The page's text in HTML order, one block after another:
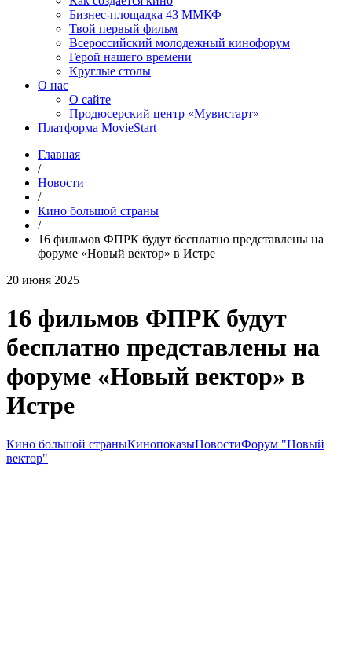
Бизнес-площадка 43 ММКФ
Твой первый фильм
Всероссийский молодежный кинофорум
Герой нашего времени
Круглые столы
О нас
О сайте
Продюсерский центр «Мувистарт»
Платформа MovieStart
Главная
/
Новости
/
Кино большой страны
/
16 фильмов ФПРК будут бесплатно представлены на
форуме «Новый вектор» в Истре
20 июня 2025
16 фильмов ФПРК будут
бесплатно представлены на
форуме «Новый вектор» в
Истре
Кино большой страныКинопоказыНовостиФорум "Новый
вектор"